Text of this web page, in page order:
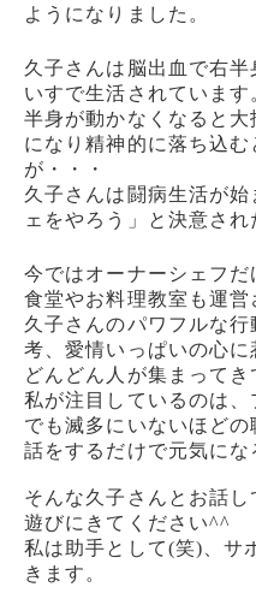
ようになりました。
久子さんは脳出血で右
いすで生活されています
半身が動かなくなると
になり精神的に落ち込む
が・・・
久子さんは闘病生活が
ェをやろう」と決意され
今ではオーナーシェフだ
食堂やお料理教室も運営
久子さんのパワフルな
考、愛情いっぱいの心
どんどん人が集まってき
私が注目しているのは
でも滅多にいないほどの
話をするだけで元気にな
そんな久子さんとお話
遊びにきてください^^
私は助手として(笑)、サ
きます。